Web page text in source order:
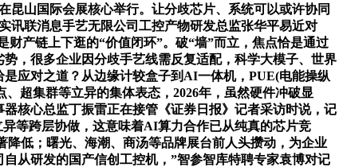
昆山国际会展核心举行。让分歧芯片、系统可以或许协同
讯联消息手艺无限公司工控产物研发总监张华平易近对
财产链上下逛的“价值闭环”。破“墙”而立，焦点恰是通过
，很多企业因分歧手艺线需反复适配，科学大模子、世界
应对之道？从边缘计较盒子到AI一体机，PUE(电能操纵
超集群等立异的集体表态，2026年，虽然硬件冲破显
核心总监丁振雷正在接管《证券日报》记者采访时说，记
等跨层协做，这意味着AI算力合作已从纯真的芯片竞
低；曙光、海潮、商汤等品牌展台前人头攒动，为企业
从研发的国产信创工控机，”智参智库特聘专家袁博对记